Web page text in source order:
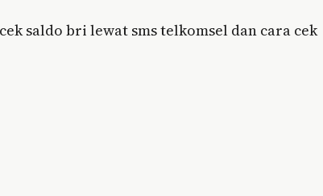
saldo bri lewat sms telkomsel dan cara cek